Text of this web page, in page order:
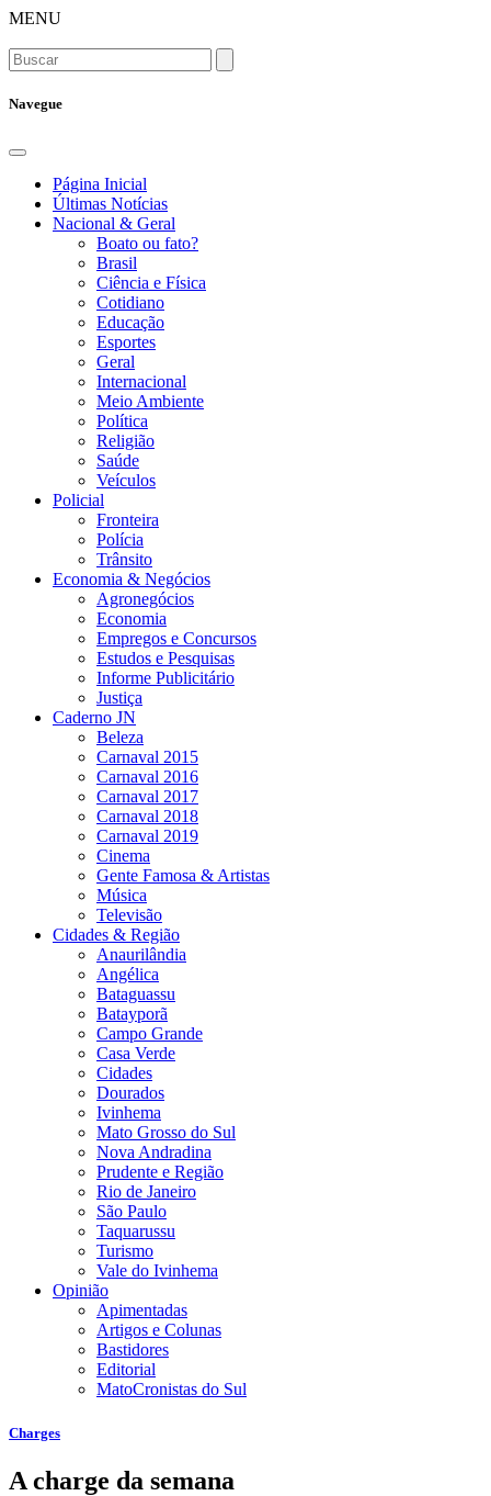
MENU
Navegue
Página Inicial
Últimas Notícias
Nacional & Geral
Boato ou fato?
Brasil
Ciência e Física
Cotidiano
Educação
Esportes
Geral
Internacional
Meio Ambiente
Política
Religião
Saúde
Veículos
Policial
Fronteira
Polícia
Trânsito
Economia & Negócios
Agronegócios
Economia
Empregos e Concursos
Estudos e Pesquisas
Informe Publicitário
Justiça
Caderno JN
Beleza
Carnaval 2015
Carnaval 2016
Carnaval 2017
Carnaval 2018
Carnaval 2019
Cinema
Gente Famosa & Artistas
Música
Televisão
Cidades & Região
Anaurilândia
Angélica
Bataguassu
Batayporã
Campo Grande
Casa Verde
Cidades
Dourados
Ivinhema
Mato Grosso do Sul
Nova Andradina
Prudente e Região
Rio de Janeiro
São Paulo
Taquarussu
Turismo
Vale do Ivinhema
Opinião
Apimentadas
Artigos e Colunas
Bastidores
Editorial
MatoCronistas do Sul
Charges
A charge da semana